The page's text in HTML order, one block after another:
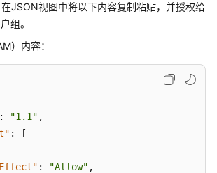
JSON视图中将以下内容复制粘贴，并授权给
组。
）内容：
: "1.1" ,
:
[
: "Allow" ,